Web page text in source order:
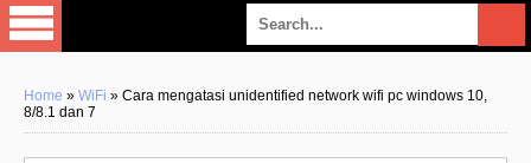
Home » WiFi » Cara mengatasi unidentified network wifi pc windows 10,
8/8.1 dan 7